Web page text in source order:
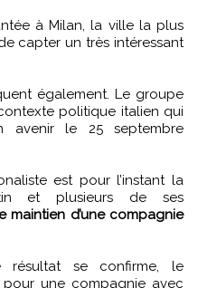
à Milan, la ville la plus
capter un très intéressant
également. Le groupe
politique italien qui
avenir le 25 septembre
est pour l’instant la
et plusieurs de ses
maintien d’une compagnie
résultat se confirme, le
une compagnie avec